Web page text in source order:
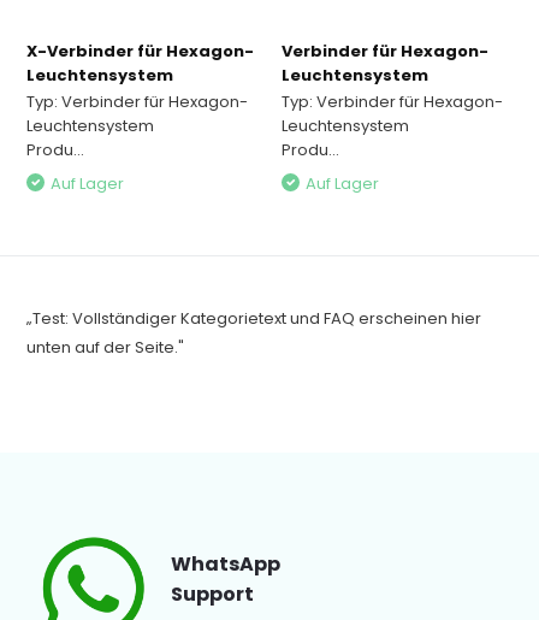
X-Verbinder für Hexagon-
Leuchtensystem
Typ: Verbinder für Hexagon-
Leuchtensystem
Produ...
Auf Lager
Verbinder für Hexagon-
Leuchtensystem
Typ: Verbinder für Hexagon-
Leuchtensystem
Produ...
Auf Lager
„Test: Vollständiger Kategorietext und FAQ erscheinen hier
unten auf der Seite."
WhatsApp
Support